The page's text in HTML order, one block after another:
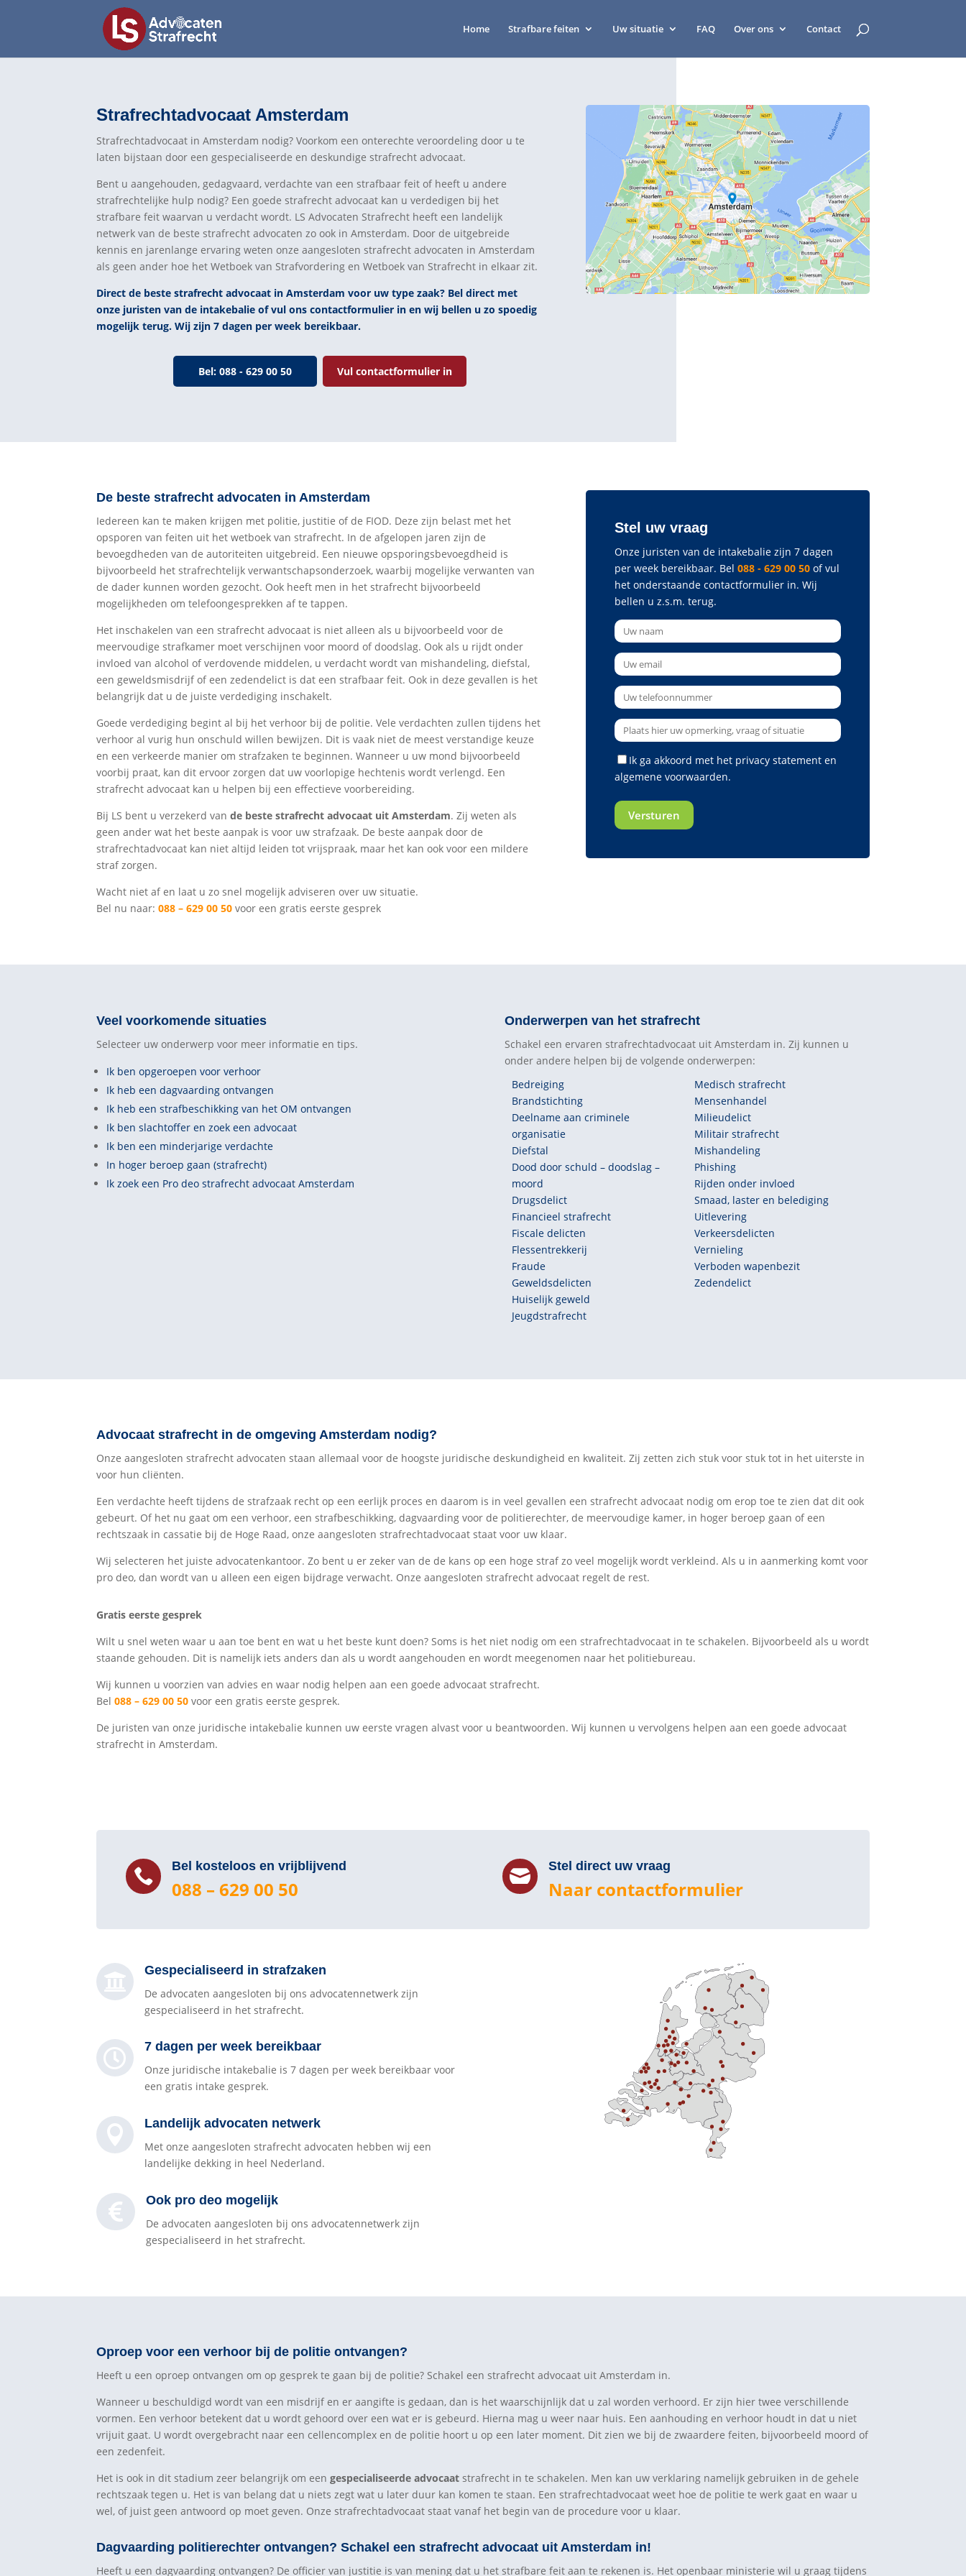
Home Strafbare feiten Uw situatie FAQ Over ons Contact
Strafrechtadvocaat Amsterdam
Strafrechtadvocaat in Amsterdam nodig? Voorkom een onterechte veroordeling door u te
laten bijstaan door een gespecialiseerde en deskundige strafrecht advocaat.
Bent u aangehouden, gedagvaard, verdachte van een strafbaar feit of heeft u andere
strafrechtelijke hulp nodig? Een goede strafrecht advocaat kan u verdedigen bij het
strafbare feit waarvan u verdacht wordt. LS Advocaten Strafrecht heeft een landelijk
netwerk van de beste strafrecht advocaten zo ook in Amsterdam. Door de uitgebreide
kennis en jarenlange ervaring weten onze aangesloten strafrecht advocaten in Amsterdam
als geen ander hoe het Wetboek van Strafvordering en Wetboek van Strafrecht in elkaar zit.
Direct de beste strafrecht advocaat in Amsterdam voor uw type zaak? Bel direct met
onze juristen van de intakebalie of vul ons contactformulier in en wij bellen u zo spoedig
mogelijk terug. Wij zijn 7 dagen per week bereikbaar.
Bel: 088 - 629 00 50 Vul contactformulier in
De beste strafrecht advocaten in Amsterdam
Iedereen kan te maken krijgen met politie, justitie of de FIOD. Deze zijn belast met het
opsporen van feiten uit het wetboek van strafrecht. In de afgelopen jaren zijn de
bevoegdheden van de autoriteiten uitgebreid. Een nieuwe opsporingsbevoegdheid is
bijvoorbeeld het strafrechtelijk verwantschapsonderzoek, waarbij mogelijke verwanten van
de dader kunnen worden gezocht. Ook heeft men in het strafrecht bijvoorbeeld
mogelijkheden om telefoongesprekken af te tappen.
Het inschakelen van een strafrecht advocaat is niet alleen als u bijvoorbeeld voor de
meervoudige strafkamer moet verschijnen voor moord of doodslag. Ook als u rijdt onder
invloed van alcohol of verdovende middelen, u verdacht wordt van mishandeling, diefstal,
een geweldsmisdrijf of een zedendelict is dat een strafbaar feit. Ook in deze gevallen is het
belangrijk dat u de juiste verdediging inschakelt.
Goede verdediging begint al bij het verhoor bij de politie. Vele verdachten zullen tijdens het
verhoor al vurig hun onschuld willen bewijzen. Dit is vaak niet de meest verstandige keuze
en een verkeerde manier om strafzaken te beginnen. Wanneer u uw mond bijvoorbeeld
voorbij praat, kan dit ervoor zorgen dat uw voorlopige hechtenis wordt verlengd. Een
strafrecht advocaat kan u helpen bij een effectieve voorbereiding.
Bij LS bent u verzekerd vande beste strafrecht advocaat uit Amsterdam. Zij weten als
geen ander wat het beste aanpak is voor uw strafzaak. De beste aanpak door de
strafrechtadvocaat kan niet altijd leiden tot vrijspraak, maar het kan ook voor een mildere
straf zorgen.
Wacht niet af en laat u zo snel mogelijk adviseren over uw situatie.
Bel nu naar:088 – 629 00 50 voor een gratis eerste gesprek
Stel uw vraag
Onze juristen van de intakebalie zijn 7 dagen
per week bereikbaar. Bel 088 - 629 00 50of vul
het onderstaande contactformulier in. Wij
bellen u z.s.m. terug.
Ik ga akkoord met het privacy statementen
algemene voorwaarden.
Veel voorkomende situaties
Selecteer uw onderwerp voor meer informatie en tips.
Ik ben opgeroepen voor verhoor
Ik heb een dagvaarding ontvangen
Ik heb een strafbeschikking van het OM ontvangen
Ik ben slachtoffer en zoek een advocaat
Ik ben een minderjarige verdachte
In hoger beroep gaan (strafrecht)
Ik zoek een Pro deo strafrecht advocaat Amsterdam
Onderwerpen van het strafrecht
Schakel een ervaren strafrechtadvocaat uit Amsterdam in. Zij kunnen u
onder andere helpen bij de volgende onderwerpen:
Bedreiging
Brandstichting
Deelname aan criminele
organisatie
Diefstal
Dood door schuld – doodslag –
moord
Drugsdelict
Financieel strafrecht
Fiscale delicten
Flessentrekkerij
Fraude
Geweldsdelicten
Huiselijk geweld
Jeugdstrafrecht
Medisch strafrecht
Mensenhandel
Milieudelict
Militair strafrecht
Mishandeling
Phishing
Rijden onder invloed
Smaad, laster en belediging
Uitlevering
Verkeersdelicten
Vernieling
Verboden wapenbezit
Zedendelict
Advocaat strafrecht in de omgeving Amsterdam nodig?
Onze aangesloten strafrecht advocaten staan allemaal voor de hoogste juridische deskundigheid en kwaliteit. Zij zetten zich stuk voor stuk tot in het uiterste in
voor hun cliënten.
Een verdachte heeft tijdens de strafzaak recht op een eerlijk proces en daarom is in veel gevallen een strafrecht advocaat nodig om erop toe te zien dat dit ook
gebeurt. Of het nu gaat om een verhoor, een strafbeschikking, dagvaarding voor de politierechter, de meervoudige kamer, in hoger beroep gaan of een
rechtszaak in cassatie bij de Hoge Raad, onze aangesloten strafrechtadvocaat staat voor uw klaar.
Wij selecteren het juiste advocatenkantoor. Zo bent u er zeker van de de kans op een hoge straf zo veel mogelijk wordt verkleind. Als u in aanmerking komt voor
pro deo, dan wordt van u alleen een eigen bijdrage verwacht. Onze aangesloten strafrecht advocaat regelt de rest.
Gratis eerste gesprek
Wilt u snel weten waar u aan toe bent en wat u het beste kunt doen? Soms is het niet nodig om een strafrechtadvocaat in te schakelen. Bijvoorbeeld als u wordt
staande gehouden. Dit is namelijk iets anders dan als u wordt aangehouden en wordt meegenomen naar het politiebureau.
Wij kunnen u voorzien van advies en waar nodig helpen aan een goede advocaat strafrecht.
Bel088 – 629 00 50 voor een gratis eerste gesprek.
De juristen van onze juridische intakebalie kunnen uw eerste vragen alvast voor u beantwoorden. Wij kunnen u vervolgens helpen aan een goede advocaat
strafrecht in Amsterdam.
 Bel kosteloos en vrijblijvend
088 – 629 00 50
 Stel direct uw vraag
Naar contactformulier
 Gespecialiseerd in strafzaken
De advocaten aangesloten bij ons advocatennetwerk zijn
gespecialiseerd in het strafrecht.
 7 dagen per week bereikbaar
Onze juridische intakebalie is 7 dagen per week bereikbaar voor
een gratis intake gesprek.
 Landelijk advocaten netwerk
Met onze aangesloten strafrecht advocaten hebben wij een
landelijke dekking in heel Nederland.
 Ook pro deo mogelijk
De advocaten aangesloten bij ons advocatennetwerk zijn
gespecialiseerd in het strafrecht.
Oproep voor een verhoor bij de politie ontvangen?
Heeft u een oproep ontvangen om op gesprek te gaan bij de politie? Schakel een strafrecht advocaat uit Amsterdam in.
Wanneer u beschuldigd wordt van een misdrijf en er aangifte is gedaan, dan is het waarschijnlijk dat u zal worden verhoord. Er zijn hier twee verschillende
vormen. Een verhoor betekent dat u wordt gehoord over een wat er is gebeurd. Hierna mag u weer naar huis. Een aanhouding en verhoor houdt in dat u niet
vrijuit gaat. U wordt overgebracht naar een cellencomplex en de politie hoort u op een later moment. Dit zien we bij de zwaardere feiten, bijvoorbeeld moord of
een zedenfeit.
Het is ook in dit stadium zeer belangrijk om eengespecialiseerde advocaat strafrecht in te schakelen. Men kan uw verklaring namelijk gebruiken in de gehele
rechtszaak tegen u. Het is van belang dat u niets zegt wat u later duur kan komen te staan. Een strafrechtadvocaat weet hoe de politie te werk gaat en waar u
wel, of juist geen antwoord op moet geven. Onze strafrechtadvocaat staat vanaf het begin van de procedure voor u klaar.
Dagvaarding politierechter ontvangen? Schakel een strafrecht advocaat uit Amsterdam in!
Heeft u een dagvaarding ontvangen? De officier van justitie is van mening dat u het strafbare feit aan te rekenen is. Het openbaar ministerie wil u graag tijdens